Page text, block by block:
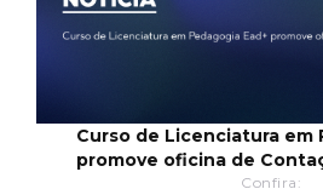
Curso de Licenciatura em
promove oficina de
Confira: